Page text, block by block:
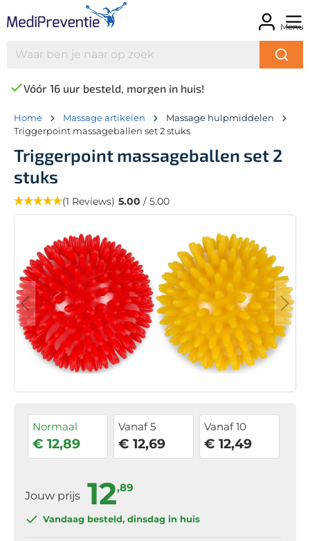
Menu
Vóór 16 uur besteld, morgen in huis!
Home Massage artikelen
Massage hulpmiddelen
Triggerpoint massageballen set 2 stuks
Triggerpoint massageballen set 2
stuks
(1 Reviews) 5.00 / 5.00
Normaal
€ 12,89
Vanaf 5
€ 12,69
Vanaf 10
€ 12,49
Jouw prijs 12,89
Vandaag besteld, dinsdag in huis